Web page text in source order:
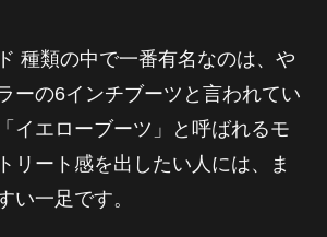
種類の中で一番有名なのは、や
ーの6インチブーツと言われてい
イエローブーツ」と呼ばれるモ
リート感を出したい人には、ま
い一足です。